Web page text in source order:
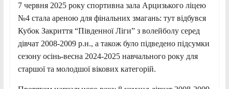
7 червня 2025 року спортивна зала Арцизького ліцею
№4 стала ареною для фінальних змагань: тут відбувся
Кубок Закриття “Південної Ліги” з волейболу серед
дівчат 2008-2009 р.н., а також було підведено підсумки
сезону осінь-весна 2024-2025 навчального року для
старшої та молодшої вікових категорій.